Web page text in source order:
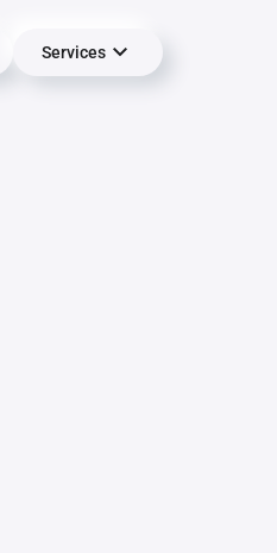
Services